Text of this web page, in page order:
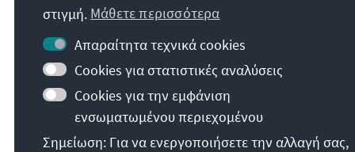
DATENPOLITIK
WACHSTUM BRAUCHT INNOVATION
στιγμή. Μάθετε περισσότερα
Απαραίτητα τεχνικά cookies
Cookies για στατιστικές αναλύσεις
Cookies για την εμφάνιση
ενσωματωμένου περιεχομένου
Σημείωση: Για να ενεργοποιήσετε την αλλαγή σας,